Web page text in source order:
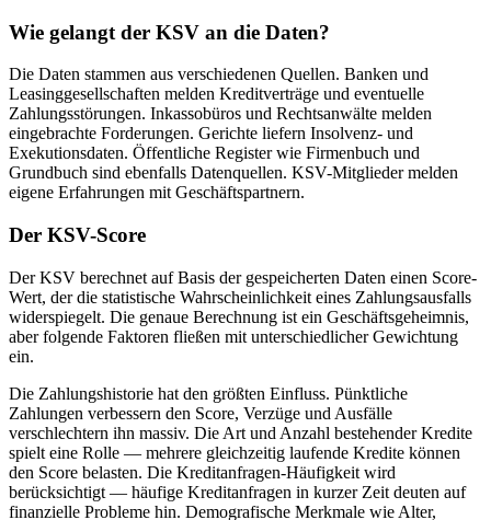
Wie gelangt der KSV an die Daten?
Die Daten stammen aus verschiedenen Quellen. Banken und
Leasinggesellschaften melden Kreditverträge und eventuelle
Zahlungsstörungen. Inkassobüros und Rechtsanwälte melden
eingebrachte Forderungen. Gerichte liefern Insolvenz- und
Exekutionsdaten. Öffentliche Register wie Firmenbuch und
Grundbuch sind ebenfalls Datenquellen. KSV-Mitglieder melden
eigene Erfahrungen mit Geschäftspartnern.
Der KSV-Score
Der KSV berechnet auf Basis der gespeicherten Daten einen Score-
Wert, der die statistische Wahrscheinlichkeit eines Zahlungsausfalls
widerspiegelt. Die genaue Berechnung ist ein Geschäftsgeheimnis,
aber folgende Faktoren fließen mit unterschiedlicher Gewichtung
ein.
Die Zahlungshistorie hat den größten Einfluss. Pünktliche
Zahlungen verbessern den Score, Verzüge und Ausfälle
verschlechtern ihn massiv. Die Art und Anzahl bestehender Kredite
spielt eine Rolle — mehrere gleichzeitig laufende Kredite können
den Score belasten. Die Kreditanfragen-Häufigkeit wird
berücksichtigt — häufige Kreditanfragen in kurzer Zeit deuten auf
finanzielle Probleme hin. Demografische Merkmale wie Alter,